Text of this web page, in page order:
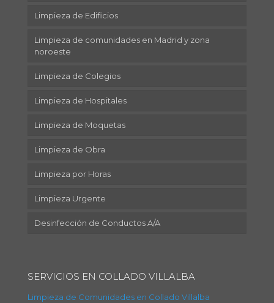
Limpieza de Edificios
Limpieza de comunidades en Madrid y zona
noroeste
Limpieza de Colegios
Limpieza de Hospitales
Limpieza de Moquetas
Limpieza de Obra
Limpieza por Horas
Limpieza Urgente
Desinfección de Conductos A/A
SERVICIOS EN COLLADO VILLALBA
Limpieza de Comunidades en Collado Villalba